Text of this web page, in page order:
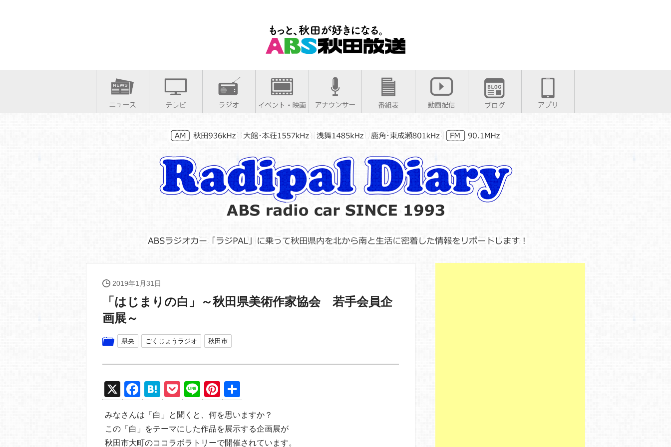
2019年1月31日
「はじまりの白」～秋田県美術作家協会 若手会員企
画展～
県央 ごくじょうラジオ 秋田市
X
F
a
c
e
H
at
e
n
P
o
ck
et
Li
n
e
Pi
nt
er
e
有
みなさんは「白」と聞くと、何を思いますか？
この「白」をテーマにした作品を展示する企画展が
秋田市大町のココラボラトリーで開催されています。